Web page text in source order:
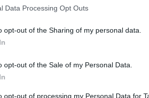
Data Processing Opt Outs
opt-out of the Sharing of my personal data.
opt-out of the Sale of my Personal Data.
opt-out of processing my Personal Data for
αγωνιστικής δράσης για
τραυματίστηκε κατά τη
24ωρα μετά ότι υπέστη κάκωση
αναγκαστεί να παραμείνει εκτός